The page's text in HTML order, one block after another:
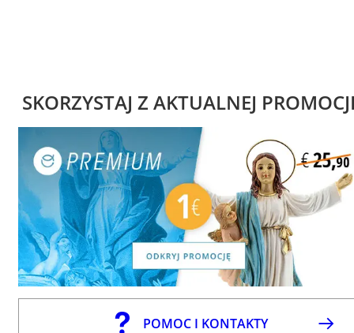
SKORZYSTAJ Z AKTUALNEJ
POMOC I KONTAKTY